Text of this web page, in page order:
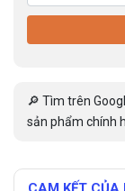
🔎 Tìm trên
sản phẩm chính